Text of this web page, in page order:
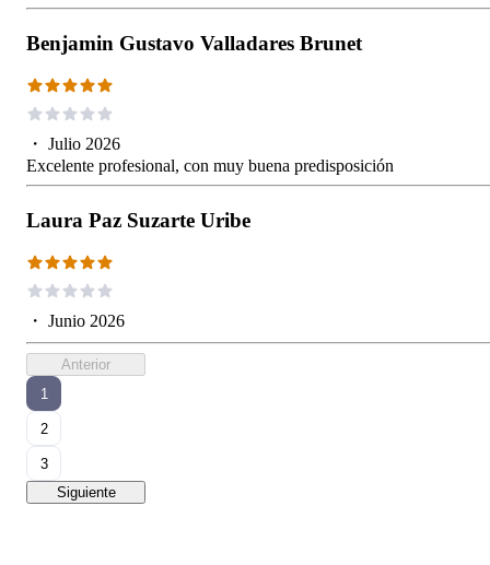
Benjamin Gustavo Valladares Brunet
・ Julio 2026
Excelente profesional, con muy buena predisposición
Laura Paz Suzarte Uribe
・ Junio 2026
Anterior
1
2
3
Siguiente